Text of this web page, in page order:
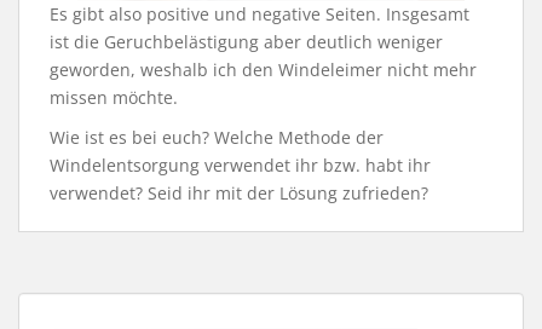
Es gibt also positive und negative Seiten. Insgesamt
ist die Geruchbelästigung aber deutlich weniger
geworden, weshalb ich den Windeleimer nicht mehr
missen möchte.
Wie ist es bei euch? Welche Methode der
Windelentsorgung verwendet ihr bzw. habt ihr
verwendet? Seid ihr mit der Lösung zufrieden?